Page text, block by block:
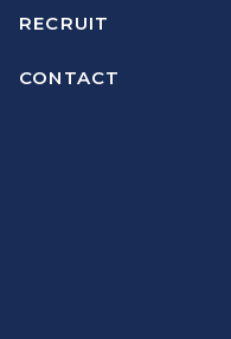
RECRUIT
CONTACT